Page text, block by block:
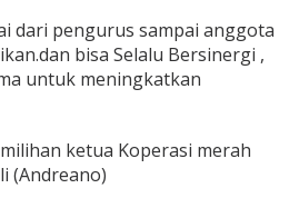
dari pengurus sampai anggota
bisa Selalu Bersinergi ,
untuk meningkatkan
ketua Koperasi merah
(Andreano)